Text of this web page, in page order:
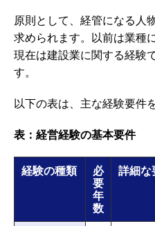
原則として、経管になる人
求められます。以前は業種
現在は建設業に関する経験
す。
以下の表は、主な経験要件
表：経営経験の基本要件
経験の種類 必
要
年
数
詳細な